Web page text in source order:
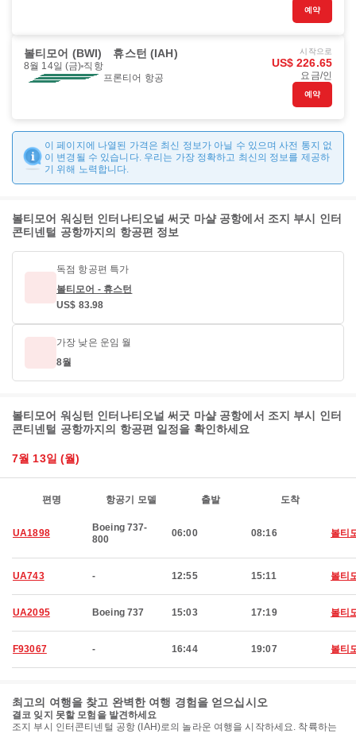
예약
볼티모어 (BWI) 휴스턴 (IAH)
8월 14일 (금) 직항
프론티어 항공
시작으로
US$ 226.65
요금/인
예약
이 페이지에 나열된 가격은 최신 정보가 아닐 수 있으며 사전 통지 없
이 변경될 수 있습니다. 우리는 가장 정확하고 최신의 정보를 제공하
기 위해 노력합니다.
볼티모어 워싱턴 인터나티오널 써굿 마샬 공항에서 조지 부시 인터
콘티넨털 공항까지의 항공편 정보
독점 항공편 특가
볼티모어 - 휴스턴
US$ 83.98
가장 낮은 운임 월
8월
볼티모어 워싱턴 인터나티오널 써굿 마샬 공항에서 조지 부시 인터
콘티넨털 공항까지의 항공편 일정을 확인하세요
7월 13일 (월)
편명 항공기 모델 출발 도착
UA1898
Boeing 737-
800
06:00 08:16 볼티
UA743 - 12:55 15:11 볼티
UA2095 Boeing 737 15:03 17:19 볼티
F93067 - 16:44 19:07 볼티
최고의 여행을 찾고 완벽한 여행 경험을 얻으십시오
결코 잊지 못할 모험을 발견하세요
조지 부시 인터콘티넨털 공항 (IAH)로의 놀라운 여행을 시작하세요. 착륙하는